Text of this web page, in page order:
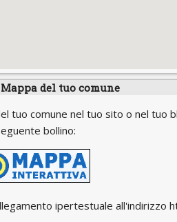
del tuo comune
tuo comune nel tuo sito o nel tuo
bollino:
ipertestuale all'indirizzo